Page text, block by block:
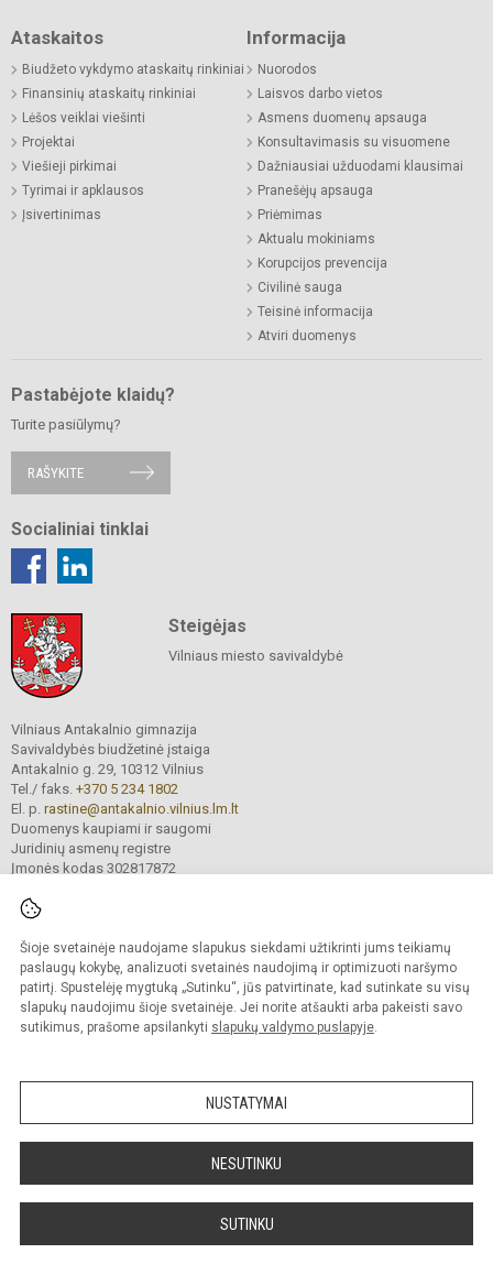
Šioje svetainėje naudojame slapukus siekdami užtikrinti jums teikiamų
paslaugų kokybę, analizuoti svetainės naudojimą ir optimizuoti naršymo
patirtį. Spustelėję mygtuką „Sutinku“, jūs patvirtinate, kad sutinkate su visų
slapukų naudojimu šioje svetainėje. Jei norite atšaukti arba pakeisti savo
sutikimus, prašome apsilankyti slapukų valdymo puslapyje.
NUSTATYMAI
NESUTINKU
SUTINKU
Ataskaitos
Biudžeto vykdymo ataskaitų rinkiniai
Finansinių ataskaitų rinkiniai
Lėšos veiklai viešinti
Projektai
Viešieji pirkimai
Tyrimai ir apklausos
Įsivertinimas
Informacija
Nuorodos
Laisvos darbo vietos
Asmens duomenų apsauga
Konsultavimasis su visuomene
Dažniausiai užduodami klausimai
Pranešėjų apsauga
Priėmimas
Aktualu mokiniams
Korupcijos prevencija
Civilinė sauga
Teisinė informacija
Atviri duomenys
Pastabėjote klaidų?
Turite pasiūlymų?
RAŠYKITE
Socialiniai tinklai
Steigėjas
Vilniaus miesto savivaldybė
Vilniaus Antakalnio gimnazija
Savivaldybės biudžetinė įstaiga
Antakalnio g. 29, 10312 Vilnius
Tel./ faks. +370 5 234 1802
El. p. rastine@antakalnio.vilnius.lm.lt
Duomenys kaupiami ir saugomi
Juridinių asmenų registre
Įmonės kodas 302817872
© 2026. Vilniaus Antakalnio gimnazija. Visos teisės saugomos.
Kopijuoti turinį be raštiško gimnazijos sutikimo griežtai draudžiama.
Versija neįgaliesiems Slapukų valdymas